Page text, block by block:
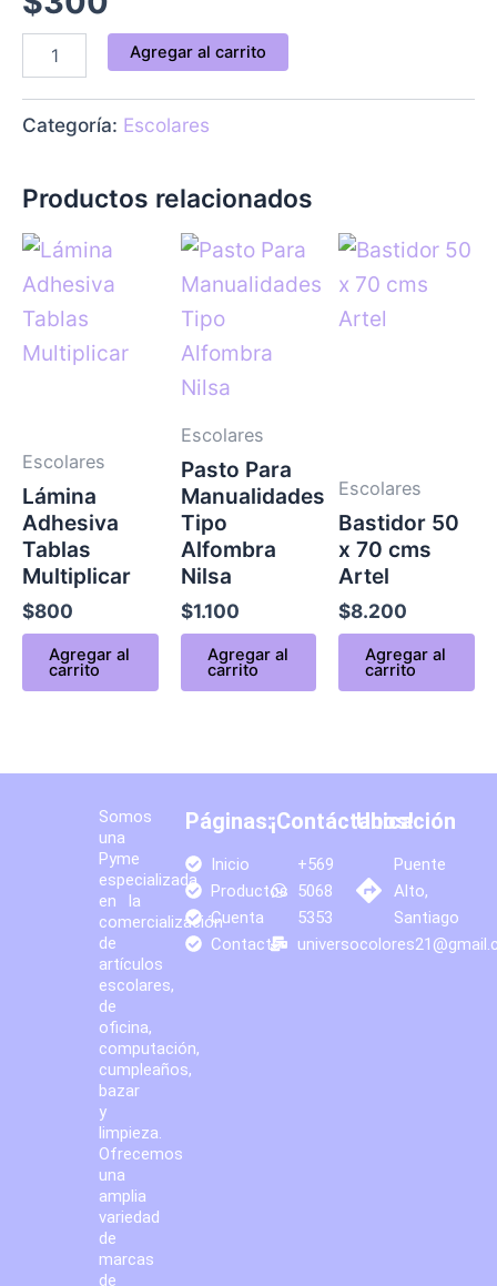
Agregar al carrito
Categoría: Escolares
Productos relacionados
Escolares
Lámina
Adhesiva
Tablas
Multiplicar
$800
Agregar al
carrito
Escolares
Pasto Para
Manualidades
Tipo
Alfombra
Nilsa
$1.100
Agregar al
carrito
Escolares
Bastidor 50
x 70 cms
Artel
$8.200
Agregar al
carrito
Somos
una
Pyme
especializada
en la
comercialización
de
artículos
escolares,
de
oficina,
computación,
cumpleaños,
bazar
y
limpieza.
Ofrecemos
una
amplia
variedad
de
marcas
de
Páginas:
Inicio
Productos
Cuenta
Contacto
¡Contáctanos!
+569
5068
5353
Ubicación
Puente
Alto,
Santiago